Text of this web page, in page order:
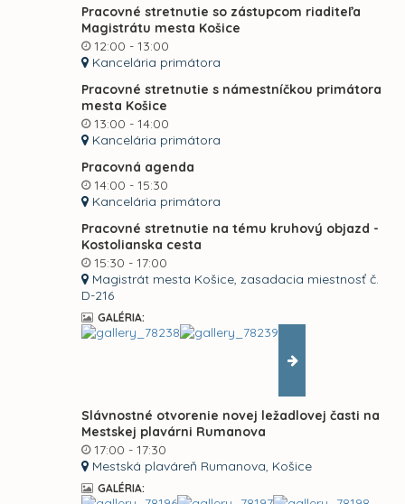
Pracovné stretnutie so zástupcom riaditeľa
Magistrátu mesta Košice
12:00 - 13:00
Kancelária primátora
Pracovné stretnutie s námestníčkou primátora
mesta Košice
13:00 - 14:00
Kancelária primátora
Pracovná agenda
14:00 - 15:30
Kancelária primátora
Pracovné stretnutie na tému kruhový objazd -
Kostolianska cesta
15:30 - 17:00
Magistrát mesta Košice, zasadacia miestnosť č.
D-216
GALÉRIA:
Slávnostné otvorenie novej ležadlovej časti na
Mestskej plavárni Rumanova
17:00 - 17:30
Mestská plaváreň Rumanova, Košice
GALÉRIA: